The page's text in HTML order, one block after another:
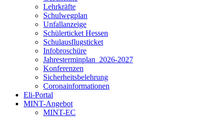
Lehrkräfte
Schulwegplan
Unfallanzeige
Schülerticket Hessen
Schulausflugsticket
Infobroschüre
Jahresterminplan_2026-2027
Konferenzen
Sicherheitsbelehrung
Coronainformationen
Eli-Portal
MINT-Angebot
MINT-EC